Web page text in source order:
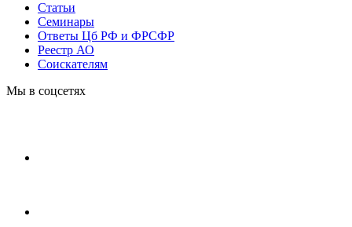
Статьи
Cеминары
Ответы Цб РФ и ФРСФР
Реестр АО
Соискателям
Мы в соцсетях